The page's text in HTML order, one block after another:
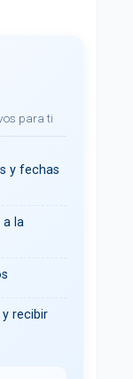
para ti
y fechas
a la
y recibir